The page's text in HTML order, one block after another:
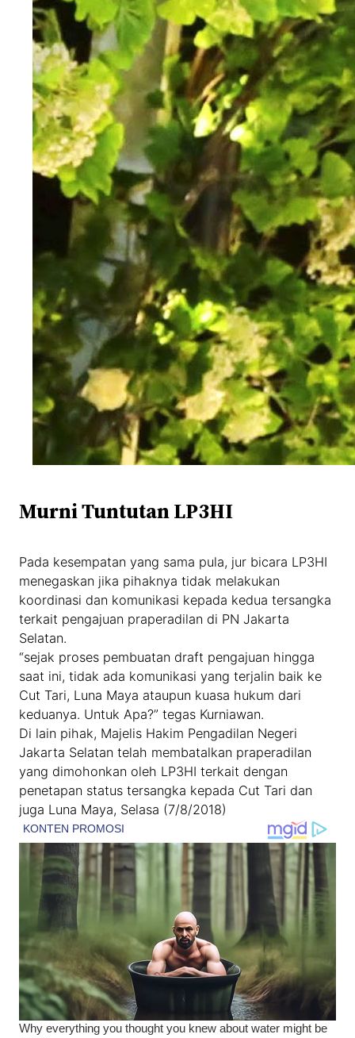
Murni Tuntutan LP3HI
Pada kesempatan yang sama pula, jur bicara LP3HI
menegaskan jika pihaknya tidak melakukan
koordinasi dan komunikasi kepada kedua tersangka
terkait pengajuan praperadilan di PN Jakarta
Selatan.
“sejak proses pembuatan draft pengajuan hingga
saat ini, tidak ada komunikasi yang terjalin baik ke
Cut Tari, Luna Maya ataupun kuasa hukum dari
keduanya. Untuk Apa?” tegas Kurniawan.
Di lain pihak, Majelis Hakim Pengadilan Negeri
Jakarta Selatan telah membatalkan praperadilan
yang dimohonkan oleh LP3HI terkait dengan
penetapan status tersangka kepada Cut Tari dan
juga Luna Maya, Selasa (7/8/2018)